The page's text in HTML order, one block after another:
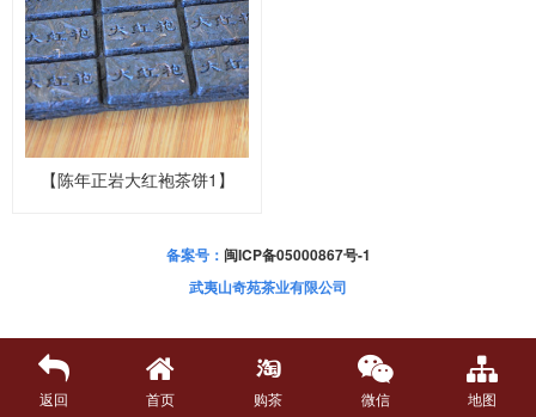
【陈年正岩大红袍茶饼1】
备案号： 闽ICP备05000867号-1
武夷山奇苑茶业有限公司
返回 首页 购茶 微信 地图